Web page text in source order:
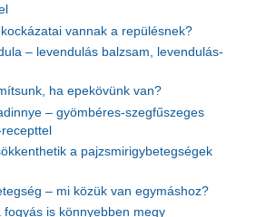
vannak a repülésnek?
– levendulás balzsam, levendulás-
ha epekövünk van?
– gyömbéres-szegfűszeges
a pajzsmirigybetegségek
– mi közük van egymáshoz?
is könnyebben megy